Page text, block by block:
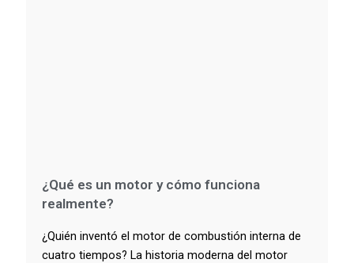
¿Qué es un motor y cómo funciona
realmente?
¿Quién inventó el motor de combustión interna de
cuatro tiempos? La historia moderna del motor